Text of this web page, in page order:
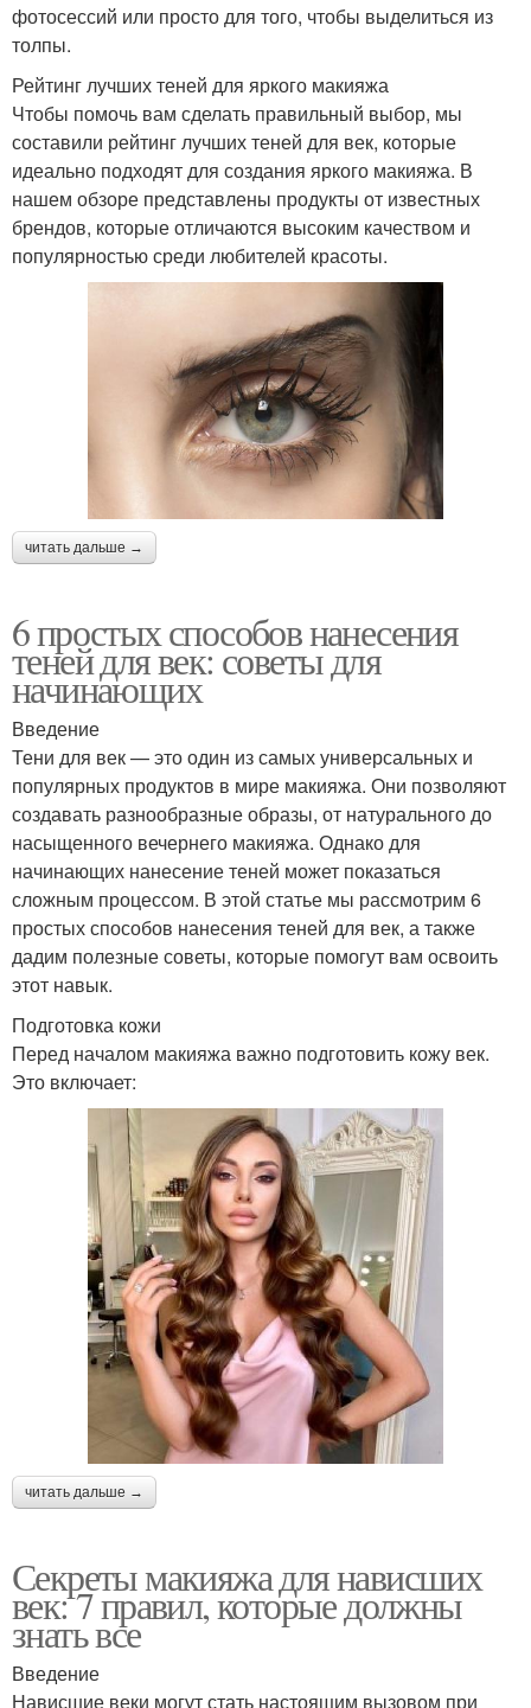
фотосессий или просто для того, чтобы выделиться из
толпы.
Рейтинг лучших теней для яркого макияжа
Чтобы помочь вам сделать правильный выбор, мы
составили рейтинг лучших теней для век, которые
идеально подходят для создания яркого макияжа. В
нашем обзоре представлены продукты от известных
брендов, которые отличаются высоким качеством и
популярностью среди любителей красоты.
читать дальше →
6 простых способов нанесения
теней для век: советы для
начинающих
Введение
Тени для век — это один из самых универсальных и
популярных продуктов в мире макияжа. Они позволяют
создавать разнообразные образы, от натурального до
насыщенного вечернего макияжа. Однако для
начинающих нанесение теней может показаться
сложным процессом. В этой статье мы рассмотрим 6
простых способов нанесения теней для век, а также
дадим полезные советы, которые помогут вам освоить
этот навык.
Подготовка кожи
Перед началом макияжа важно подготовить кожу век.
Это включает:
читать дальше →
Секреты макияжа для нависших
век: 7 правил, которые должны
знать все
Введение
Нависшие веки могут стать настоящим вызовом при